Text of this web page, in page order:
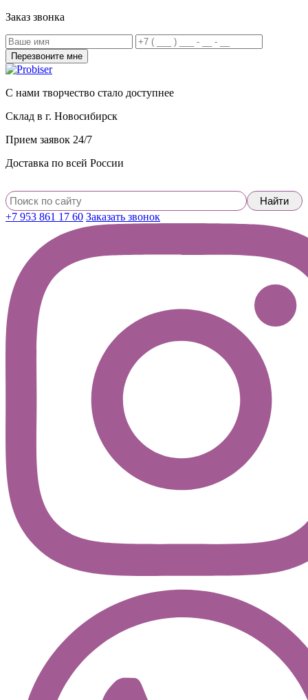
Заказ звонка
С нами творчество стало доступнее
Склад в г. Новосибирск
Прием заявок 24/7
Доставка по всей России
+7 953 861 17 60 Заказать звонок